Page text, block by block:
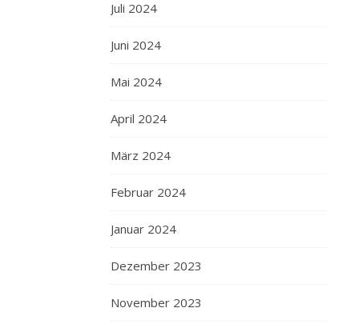
Juli 2024
Juni 2024
Mai 2024
April 2024
März 2024
Februar 2024
Januar 2024
Dezember 2023
November 2023